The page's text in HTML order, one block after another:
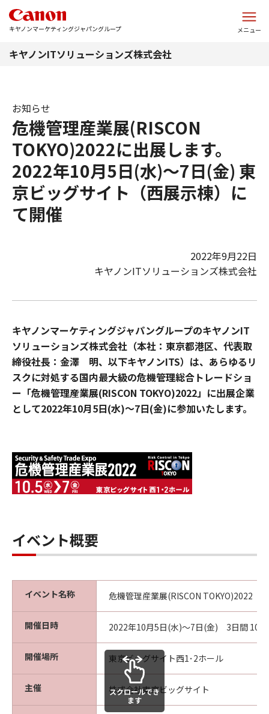
キヤノンマーケティングジャパングループ メニュー
キヤノンITソリューションズ株式会社
危機管理産業展(RISCON
TOKYO)2022に出展します。
2022年10月5日(水)～7日(金) 東
京ビッグサイト（西展示棟）に
て開催
お知らせ
2022年9月22日
キヤノンITソリューションズ株式会社
キヤノンマーケティングジャパングループのキヤノンIT
ソリューションズ株式会社（本社：東京都港区、代表取
締役社長：金澤 明、以下キヤノンITS）は、あらゆるリ
スクに対処する国内最大級の危機管理総合トレードショ
ー「危機管理産業展(RISCON TOKYO)2022」に出展企業
として2022年10月5日(水)～7日(金)に参加いたします。
イベント概要
イベント名称 危機管理産業展(RISCON TOKYO)2022
開催日時 2022年10月5日(水)～7日(金) 3日間
開催場所 東京ビッグサイト西1･2ホール
主催 株式会社東京ビッグサイト
スクロールでき
ます